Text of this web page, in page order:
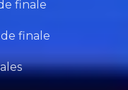
finale
finale